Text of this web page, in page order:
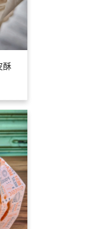
酥